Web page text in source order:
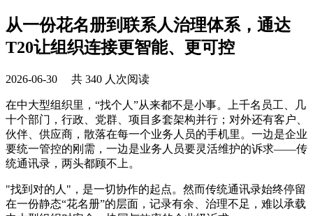
从一份花名册到联系人治理体系，通达
T20让组织连接更智能、更可控
2026-06-30 共 340 人次阅读
在中大型组织里，“找个人”从来都不是小事。上千名员工、几
十个部门，行政、党群、项目多套架构并行；对外还有客户、
伙伴、供应商，散落在每一个业务人员的手机里。一边是企业
要统一管控的刚需，一边是业务人员要灵活维护的诉求——传
统通讯录，两头都顾不上。
"找到对的人"，是一切协作的起点。然而传统通讯录始终停留
在一份静态“花名册”的层面，记录有余、治理不足，难以承载